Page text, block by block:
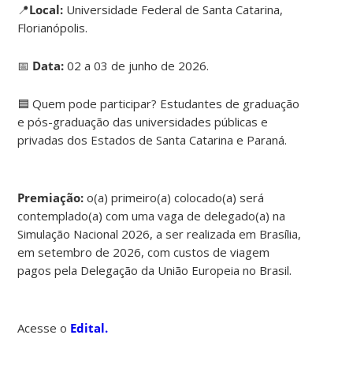
📍Local: Universidade Federal de Santa Catarina,
Florianópolis.
📅 Data: 02 a 03 de junho de 2026.
🟦 Quem pode participar? Estudantes de graduação
e pós-graduação das universidades públicas e
privadas dos Estados de Santa Catarina e Paraná.
Premiação: o(a) primeiro(a) colocado(a) será
contemplado(a) com uma vaga de delegado(a) na
Simulação Nacional 2026, a ser realizada em Brasília,
em setembro de 2026, com custos de viagem
pagos pela Delegação da União Europeia no Brasil.
Acesse o Edital.